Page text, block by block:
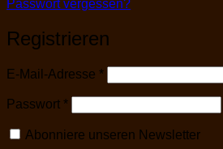
Passwort vergessen?
Registrieren
E-Mail-Adresse *Erforderlich
Passwort *Erforderlich
Abonniere unseren Newsletter